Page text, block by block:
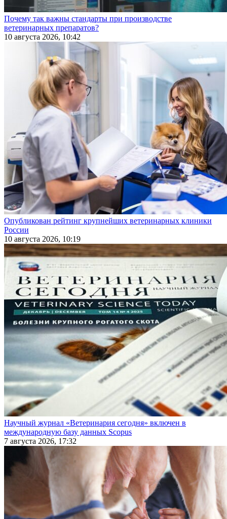
Почему так важны стандарты при производстве
ветеринарных препаратов?
10 августа 2026, 10:42
Опубликован рейтинг крупнейших ветеринарных клиники
России
10 августа 2026, 10:19
Научный журнал «Ветеринария сегодня» включен в
международную базу данных Scopus
7 августа 2026, 17:32